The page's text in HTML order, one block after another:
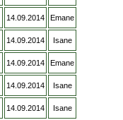
14.09.2014 Emane
14.09.2014 Isane
14.09.2014 Emane
14.09.2014 Isane
14.09.2014 Isane